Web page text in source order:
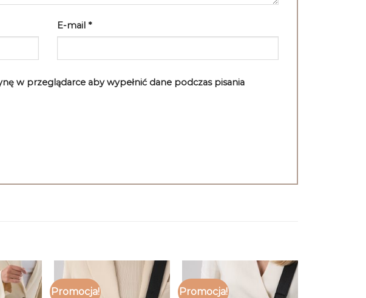
E-mail *
w przeglądarce aby wypełnić dane podczas pisania
Promocja! Promocja!